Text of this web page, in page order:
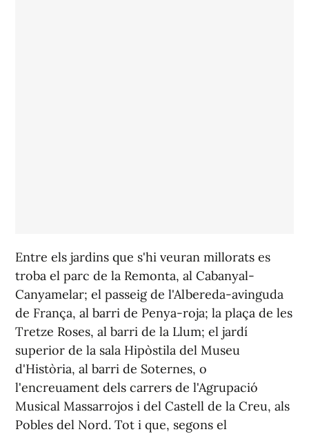
Entre els jardins que s'hi veuran millorats es
troba el parc de la Remonta, al Cabanyal-
Canyamelar; el passeig de l'Albereda-avinguda
de França, al barri de Penya-roja; la plaça de les
Tretze Roses, al barri de la Llum; el jardí
superior de la sala Hipòstila del Museu
d'Història, al barri de Soternes, o
l'encreuament dels carrers de l'Agrupació
Musical Massarrojos i del Castell de la Creu, als
Pobles del Nord. Tot i que, segons el